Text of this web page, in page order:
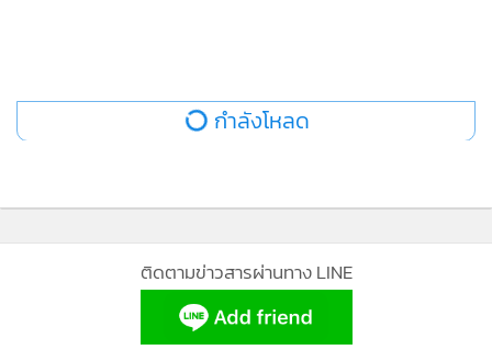
กำลังโหลด
ติดตามข่าวสารผ่านทาง LINE